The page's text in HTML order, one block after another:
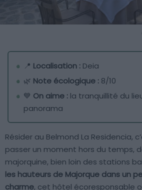
📍 Localisation : Deia
🌿 Note écologique : 8/10
💙 On aime : la tranquillité du
panorama
Résider au Belmond La Residencia,
passer un moment hors du temps,
majorquine, bien loin des stations
les hauteurs de Majorque dans un
charme, cet hôtel écoresponsable